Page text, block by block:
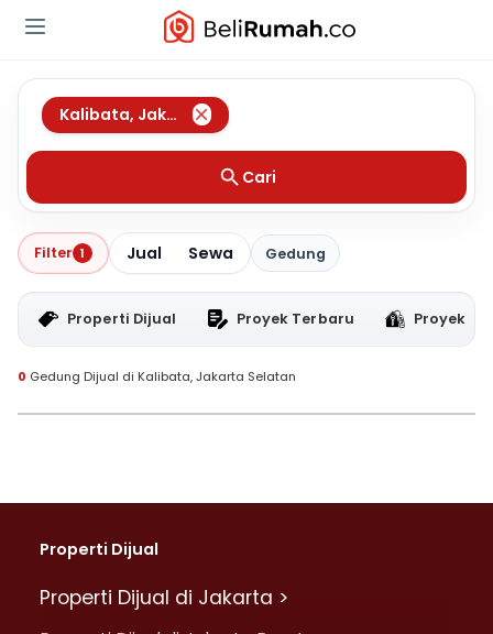
Kalibata, Jakarta Selatan
Cari
Filter 1 Jual Sewa Gedung
Properti Dijual Proyek Terbaru Proyek
0 Gedung Dijual di Kalibata, Jakarta Selatan
Properti Dijual
Properti Dijual di Jakarta >